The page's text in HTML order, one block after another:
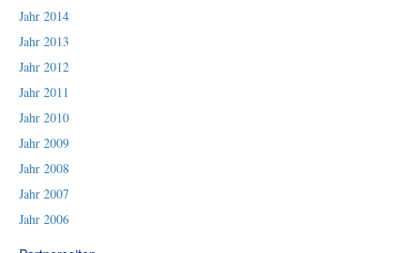
Jahr 2014
Jahr 2013
Jahr 2012
Jahr 2011
Jahr 2010
Jahr 2009
Jahr 2008
Jahr 2007
Jahr 2006